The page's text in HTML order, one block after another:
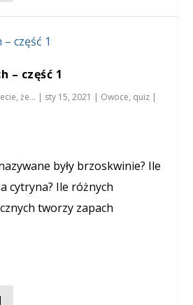
– część 1
że... | sty 15, 2021 | Owoce, quiz |
były brzoskwinie? Ile
cytryna? Ile różnych
tworzy zapach